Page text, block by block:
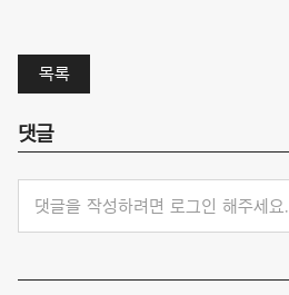
목록
댓글
댓글을 작성하려면 로그인 해주세요.